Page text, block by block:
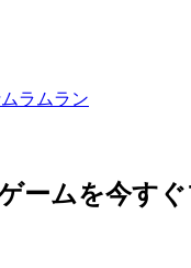
ラムラン
ームを今す